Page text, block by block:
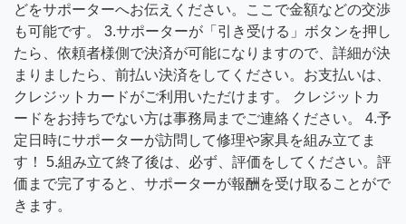
どをサポーターへお伝えください。ここで金額などの交渉
も可能です。 3.サポーターが「引き受ける」ボタンを押し
たら、依頼者様側で決済が可能になりますので、詳細が決
まりましたら、前払い決済をしてください。お支払いは、
クレジットカードがご利用いただけます。 クレジットカ
ードをお持ちでない方は事務局までご連絡ください。 4.予
定日時にサポーターが訪問して修理や家具を組み立てま
す！ 5.組み立て終了後は、必ず、評価をしてください。評
価まで完了すると、サポーターが報酬を受け取ることがで
きます。